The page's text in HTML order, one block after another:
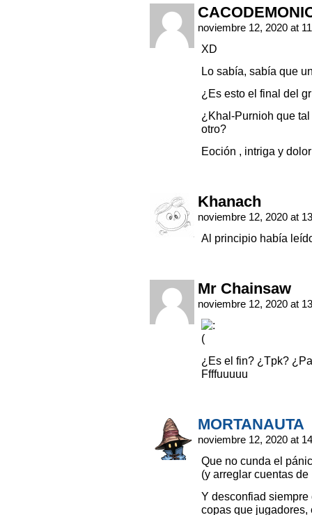
noviembre 12, 2020 at
XD
Lo sabía, sabía que
¿Es esto el final del
¿Khal-Purnioh que
otro?
Eoción , intriga y
Khanach
noviembre 12, 2020 at
Al principio había
Mr Chainsaw
noviembre 12, 2020 at
¿Es el fin? ¿Tpk?
Ffffuuuuu
MORTANAUTA
noviembre 12, 2020 at
Que no cunda el
(y arreglar cuentas de
Y desconfiad
copas que